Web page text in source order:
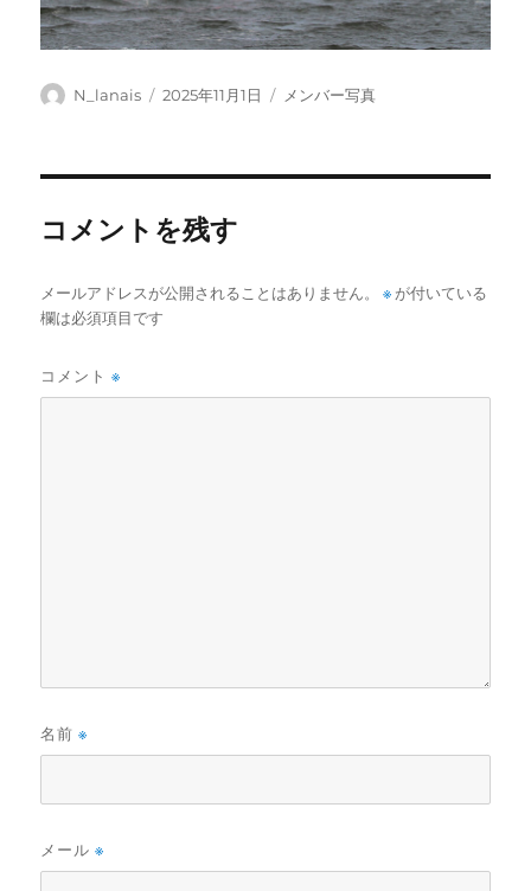
投
N_lanais
投
2025年11月1日
カ
メンバー写真
コメントを残す
メールアドレスが公開されることはありません。 ※ が付いている
欄は必須項目です
コメント※
名前※
メール※